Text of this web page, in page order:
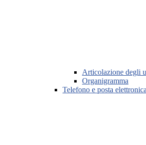
Articolazione degli
Organigramma
Telefono e posta elettronica